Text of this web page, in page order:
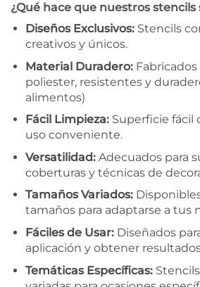
¿Qué hace que nuestros stencils
Diseños Exclusivos:Stencils
creativos y únicos.
Material Duradero:Fabricados
poliester, resistentes y
alimentos)
Fácil Limpieza:Superficie fácil
uso conveniente.
Versatilidad:Adecuados para
coberturas y técnicas de
Tamaños Variados:
tamaños para adaptarse a tus
Fáciles de Usar:Diseñados
aplicación y obtener
Temáticas Específicas: